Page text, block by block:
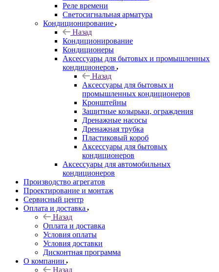
Реле времени
Светосигнальная арматура
Кондиционирование
Назад
Кондиционирование
Кондиционеры
Аксессуары для бытовых и промышленных
кондиционеров
Назад
Аксессуары для бытовых и
промышленных кондиционеров
Кронштейны
Защитные козырьки, ограждения
Дренажные насосы
Дренажная трубка
Пластиковый короб
Аксессуары для бытовых
кондиционеров
Аксессуары для автомобильных
кондиционеров
Производство агрегатов
Проектирование и монтаж
Сервисный центр
Оплата и доставка
Назад
Оплата и доставка
Условия оплаты
Условия доставки
Дисконтная программа
О компании
Назад